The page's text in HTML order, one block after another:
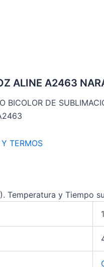
ALINE A2463
BICOLOR DE
TERMOS
Temperatura y Tiempo